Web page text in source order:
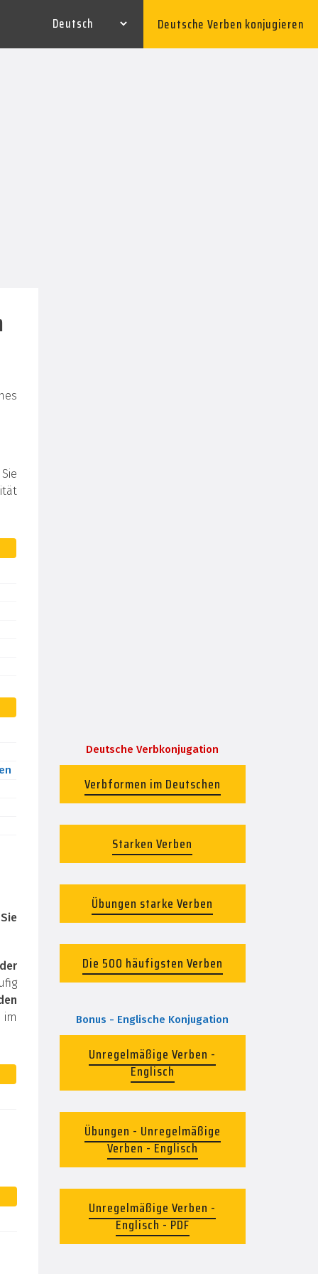
Deutsche Verben konjugieren
Sie
im
Deutsche Verbkonjugation
Verbformen im Deutschen
Starken Verben
Übungen starke Verben
Die 500 häufigsten Verben
Bonus - Englische Konjugation
Unregelmäßige Verben -
Englisch
Übungen - Unregelmäßige
Verben - Englisch
Unregelmäßige Verben -
Englisch - PDF